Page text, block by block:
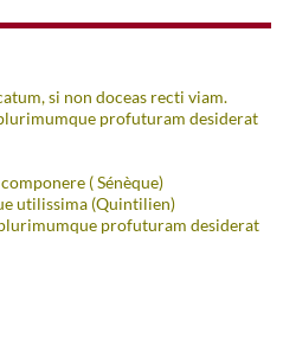
si non doceas recti viam.
profuturam desiderat
( Sénèque)
utilissima (Quintilien)
profuturam desiderat